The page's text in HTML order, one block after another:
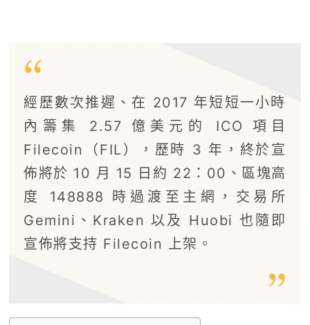
經歷數次推遲、在 2017 年短短一小時
內籌集 2.57 億美元的 ICO 項目
Filecoin（FIL），歷時 3 年，終於宣
佈將於 10 月 15 日約 22：00、區塊高
度 148888 時過渡至主網，交易所
Gemini、Kraken 以及 Huobi 也隨即
宣佈將支持 Filecoin 上架。